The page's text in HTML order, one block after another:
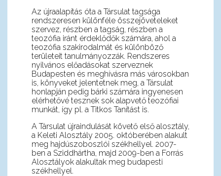
Az újraalapítás óta a Társulat tagsága
rendszeresen különféle összejöveteleket
szervez, részben a tagság, részben a
teozófia iránt érdeklődők számára, ahol a
teozófia szakirodalmát és különböző
területeit tanulmányozzák. Rendszeres
nyilvános előadásokat szerveznek
Budapesten és meghívásra más városokban
is, könyveket jelentetnek meg, a Társulat
honlapján pedig bárki számára ingyenesen
elérhetővé tesznek sok alapvető teozófiai
munkát, így pl. a Titkos Tanítást is.
A Társulat újraindulását követő első alosztály,
a Keleti Alosztály 2005. októberében alakult
meg hajdúszoboszlói székhellyel. 2007-
ben a Sziddhártha, majd 2009-ben a Forrás
Alosztályok alakultak meg budapesti
székhellyel.